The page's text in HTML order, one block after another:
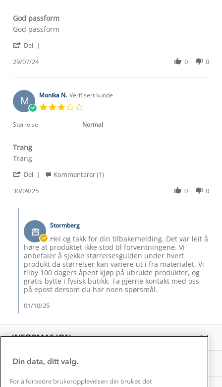
God passform
Review
tone
on
Jul
review
God
God passform
Del
tone
on
29
Jul
29/07/24 0 0
M Monika N. Verifisert kunde
rating
Størrelse Normal
Trang
Review
Monika
on
Sep
review
Trang
Trang
Del
on
30
Sep
2025
Kommentarer (1)
30/09/25
0 0
Butikkeier
on
Review
by
Monika
N.
on
30
Sep
2025
Stormberg
Hei og takk for din tilbakemelding. Det var leit å
høre at produktet ikke stod til forventningene. Vi
anbefaler å sjekke størrelsesguiden under hvert
produkt da størrelser kan variere ut i fra materialet. Vi
tilby 100 dagers åpent kjøp på ubrukte produkter, og
gratis bytte i fysisk butikk. Ta gjerne kontakt med oss
på epost dersom du har noen spørsmål.
01/10/25
INFORMASJON
Kundeservice
Kontakt oss
Konkurransevinnere
Kundeklubb
Våre butikker
Bedrift, barnehage og SFO
Presse
OM OSS
Om Stormberg
Verdigrunnlag
Klima og miljø
Dyreetikk
1% til samfunnet
Inkludering
Materialer
Personvern
Samarbeide med oss?
Alt du trenger til Norgesferien
Dette trenger du til barnehagen
Gravidklær
Hvordan velge riktig turtøy?
Store størrelser
Turmat oppskrifter
Beredskap
Norgesferie 🇳🇴
Få turinspirasjon og tips her⛰
Overnatte utendørs⛺
Leirskole 🥾
Din data, ditt valg.
For å forbedre brukeropplevelsen din brukes det